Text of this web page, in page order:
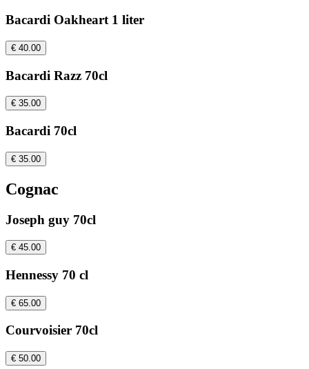
Bacardi Oakheart 1 liter
€ 40.00
Bacardi Razz 70cl
€ 35.00
Bacardi 70cl
€ 35.00
Cognac
Joseph guy 70cl
€ 45.00
Hennessy 70 cl
€ 65.00
Courvoisier 70cl
€ 50.00